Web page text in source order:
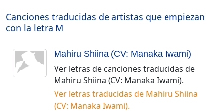
Canciones traducidas de artistas que empiezan
con la letra M
Mahiru Shiina (CV: Manaka Iwami)
Ver letras de canciones traducidas de
Mahiru Shiina (CV: Manaka Iwami).
Ver letras traducidas de Mahiru Shiina
(CV: Manaka Iwami).